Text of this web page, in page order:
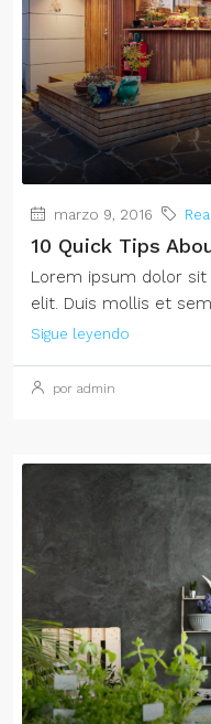
marzo 9, 2016
10 Quick Tips
Lorem ipsum dolor
elit. Duis mollis et
Sigue leyendo
por admin